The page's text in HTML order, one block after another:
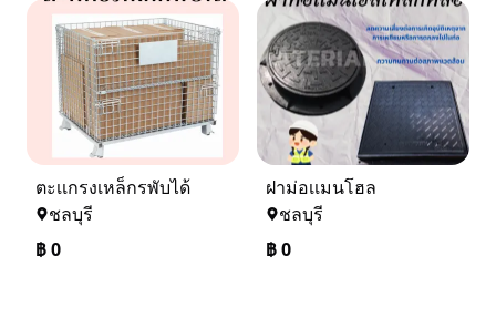
ตะเเกรงเหล็กรพับได้
ชลบุรี
฿0
ฝาม่อเเมนโฮล
ชลบุรี
฿0